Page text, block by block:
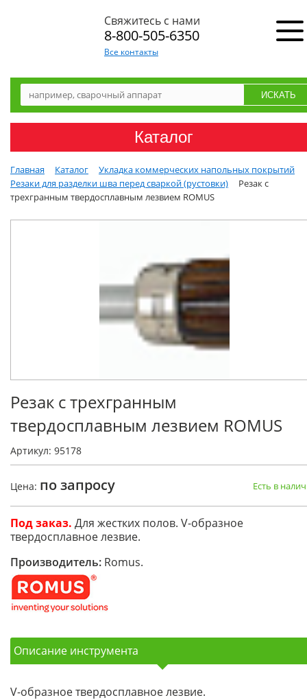
Свяжитесь с нами
8-800-505-6350
Все контакты
Каталог
Главная Каталог
Укладка коммерческих напольных покрытий
Резаки для разделки шва перед сваркой (рустовки)
Резак с
трехгранным твердосплавным лезвием ROMUS
Резак с трехгранным
твердосплавным лезвием ROMUS
Артикул: 95178
Цена: по запросу Есть в
Под заказ. Для жестких полов. V-образное
твердосплавное лезвие.
Производитель: Romus.
Описание инструмента
V-образное твердосплавное лезвие.